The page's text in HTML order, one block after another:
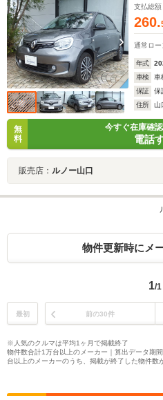
支払総額
260.
通常ロー
年式
車検
車
保証
保
住所
山
無
料
今すぐ在庫確
電話
販売店： ルノー山口
物件更新時にメ
1/1
最初 前の30件
※人気のクルマは平均1ヶ月で掲載終了
物件数合計1万台以上のメーカー｜算出データ期
台以上のメーカーのうち、掲載が終了した物件数